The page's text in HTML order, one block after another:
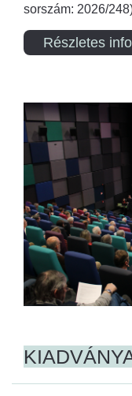
sorszám: 2026/
Részletes